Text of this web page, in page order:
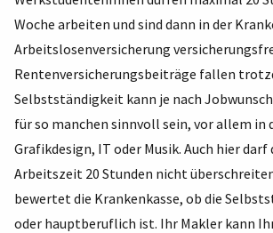
Woche arbeiten und sind dann in der
Arbeitslosenversicherung
Rentenversicherungsbeiträge fallen
Selbstständigkeit kann je nach
für so manchen sinnvoll sein, vor allem in
Grafikdesign, IT oder Musik. Auch hier
Arbeitszeit 20 Stunden nicht
bewertet die Krankenkasse, ob die
oder hauptberuflich ist. Ihr Makler kann